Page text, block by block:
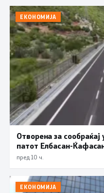
ЕКОНОМИЈА
Отворена за
патот Елбасан-
пред 10 ч.
ЕКОНОМИЈА